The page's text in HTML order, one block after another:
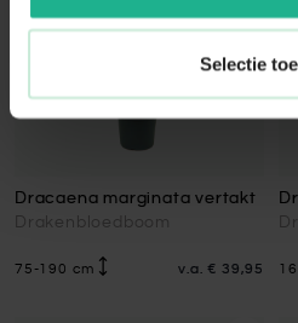
Selectie
Dracaena marginata vertakt
Drakenbloedboom
75-190 cm v.a. € 39,95